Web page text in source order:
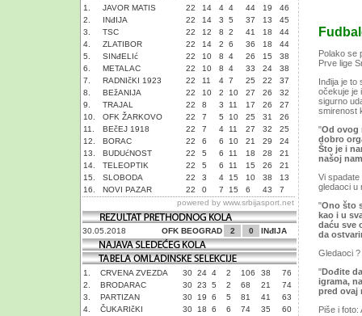
1. JAVOR MATIS 22 14 4 4 44 19
46
2.
INđIJA 22 14 3 5 37 13
45
3.
TSC 22 12 8 2 41 18
44
4.
ZLATIBOR 22 14 2 6 36 18
44
5.
SINđELIć 22 10 8 4 26 15
38
6.
METALAC 22 10 8 4 33 24
38
7.
RADNIčKI 1923 22 11 4 7 25 22
37
8.
BEžANIJA 22 10 2 10 27 26
32
9.
TRAJAL 22 8 3 11 17 26
27
10.
OFK ŽARKOVO 22 7 5 10 25 31
26
11.
BEčEJ 1918 22 7 4 11 27 32
25
12.
BORAC 22 6 6 10 21 29
24
13.
BUDUćNOST 22 5 6 11 18 28
21
14.
TELEOPTIK 22 5 6 11 15 26
21
15.
SLOBODA 22 3 4 15 10 38
13
16.
NOVI PAZAR 22 0 7 15 6 43
7
powered by www.srbijasport.net
30.05.2018 OFK BEOGRAD 2 0 INđIJA
1. CRVENA ZVEZDA 30 24 4 2 106 38
76
2.
BRODARAC 30 23 5 2 68 21
74
3.
PARTIZAN 30 19 6 5 81 41
63
4.
ČUKARIčKI 30 18 6 6 74 35
60
Polako se
Prve lige
Inđija je to
očekuje je
sigurno
smirenost
"Od ovog
dobro
Što je i
našoj
Vi spadate
gledaoci u
"Ono što
kao i u
daću sve
da
Gledaoci ?
"Dođite
igrama,
pred ovaj
Piše i